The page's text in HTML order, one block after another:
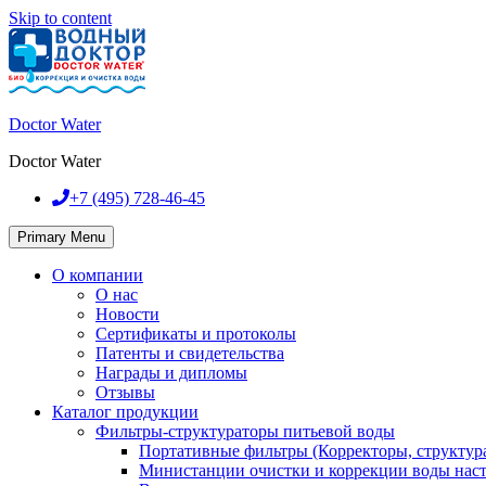
Skip to content
Doctor Water
Doctor Water
+7 (495) 728-46-45
Primary Menu
О компании
О нас
Новости
Сертификаты и протоколы
Патенты и свидетельства
Награды и дипломы
Отзывы
Каталог продукции
Фильтры-структураторы питьевой воды
Портативные фильтры (Корректоры,
Министанции очистки и коррекции воды